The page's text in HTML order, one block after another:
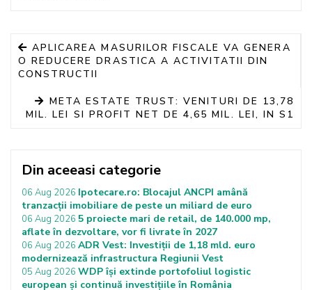
APLICAREA MASURILOR FISCALE VA GENERA
O REDUCERE DRASTICA A ACTIVITATII DIN
CONSTRUCTII
META ESTATE TRUST: VENITURI DE 13,78
MIL. LEI SI PROFIT NET DE 4,65 MIL. LEI, IN S1
Din aceeasi categorie
06 Aug 2026 Ipotecare.ro: Blocajul ANCPI amână
tranzacții imobiliare de peste un miliard de euro
06 Aug 2026 5 proiecte mari de retail, de 140.000 mp,
aflate în dezvoltare, vor fi livrate în 2027
06 Aug 2026 ADR Vest: Investiții de 1,18 mld. euro
modernizează infrastructura Regiunii Vest
05 Aug 2026 WDP își extinde portofoliul logistic
european și continuă investițiile în România